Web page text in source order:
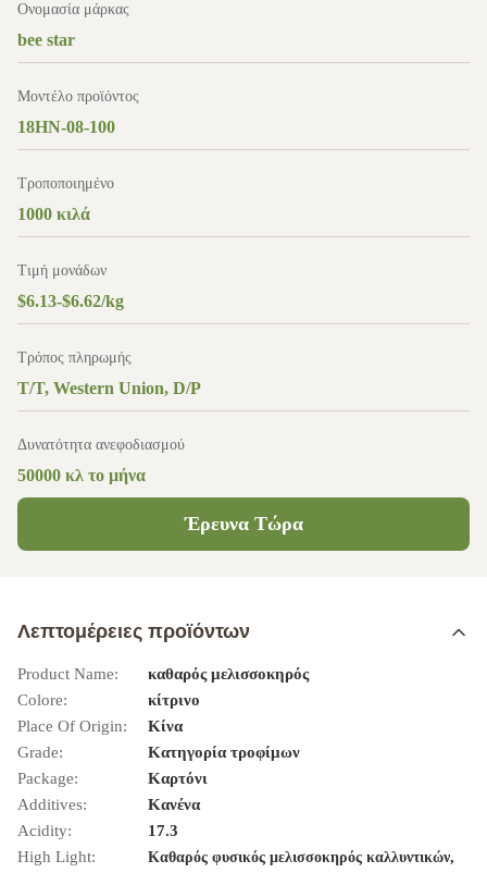
Ονομασία μάρκας
bee star
Μοντέλο προϊόντος
18HN-08-100
Τροποποιημένο
1000 κιλά
Τιμή μονάδων
$6.13-$6.62/kg
Τρόπος πληρωμής
T/T, Western Union, D/P
Δυνατότητα ανεφοδιασμού
50000 κλ το μήνα
Έρευνα Τώρα
Λεπτομέρειες προϊόντων
Product Name:
καθαρός μελισσοκηρός
Colore:
κίτρινο
Place Of Origin:
Κίνα
Grade:
Κατηγορία τροφίμων
Package:
Καρτόνι
Additives:
Κανένα
Acidity:
17.3
High Light:
Καθαρός φυσικός μελισσοκηρός καλλυντικών,